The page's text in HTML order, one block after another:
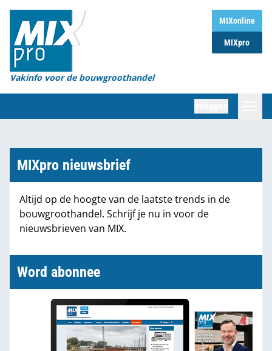
MIXonline
MIXpro
Vakinfo voor de bouwgroothandel
Home
Magazines
Organisaties
Marktcijfers
Partners
MIXpro nieuwsbrief
Altijd op de hoogte van de laatste trends in de
bouwgroothandel. Schrijf je nu in voor de
nieuwsbrieven van MIX.
Word abonnee